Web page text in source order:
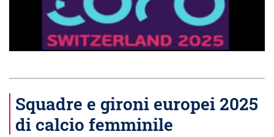
Squadre e gironi europei 2025
di calcio femminile